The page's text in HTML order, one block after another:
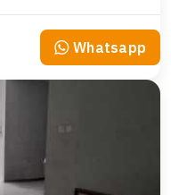
Whatsapp